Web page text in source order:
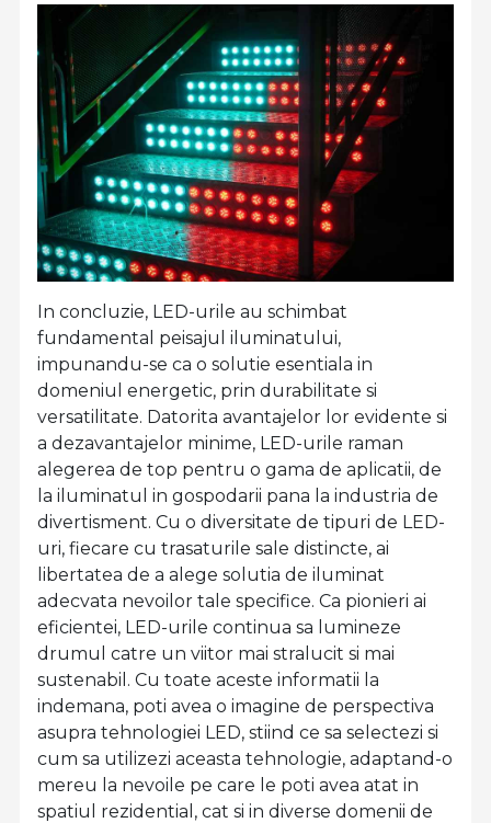
In concluzie, LED-urile au schimbat
fundamental peisajul iluminatului,
impunandu-se ca o solutie esentiala in
domeniul energetic, prin durabilitate si
versatilitate. Datorita avantajelor lor evidente si
a dezavantajelor minime, LED-urile raman
alegerea de top pentru o gama de aplicatii, de
la iluminatul in gospodarii pana la industria de
divertisment. Cu o diversitate de tipuri de LED-
uri, fiecare cu trasaturile sale distincte, ai
libertatea de a alege solutia de iluminat
adecvata nevoilor tale specifice. Ca pionieri ai
eficientei, LED-urile continua sa lumineze
drumul catre un viitor mai stralucit si mai
sustenabil. Cu toate aceste informatii la
indemana, poti avea o imagine de perspectiva
asupra tehnologiei LED, stiind ce sa selectezi si
cum sa utilizezi aceasta tehnologie, adaptand-o
mereu la nevoile pe care le poti avea atat in
spatiul rezidential, cat si in diverse domenii de